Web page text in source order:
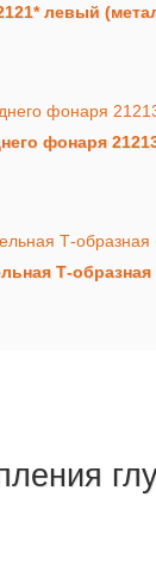
левый
фонаря
Т-образная